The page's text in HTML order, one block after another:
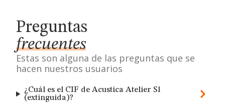
Preguntas
frecuentes
Estas son alguna de las preguntas que se
hacen nuestros usuarios
¿Cuál es el CIF de Acustica Atelier Sl
(extinguida)?